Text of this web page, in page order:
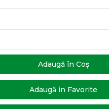
Adaugă în Coş
Adaugă in Favorite